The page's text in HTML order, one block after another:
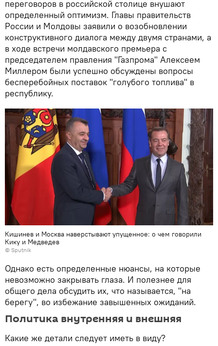
переговоров в российской столице внушают
определенный оптимизм. Главы правительств
России и Молдовы заявили о возобновлении
конструктивного диалога между двумя странами, а
в ходе встречи молдавского премьера с
председателем правления "Газпрома" Алексеем
Миллером были успешно обсуждены вопросы
бесперебойных поставок "голубого топлива" в
республику.
Кишинев и Москва наверстывают упущенное: о чем говорили
Кику и Медведев
© Sputnik
Однако есть определенные нюансы, на которые
невозможно закрывать глаза. И полезнее для
общего дела обсудить их, что называется, "на
берегу", во избежание завышенных ожиданий.
Политика внутренняя и внешняя
Какие же детали следует иметь в виду?